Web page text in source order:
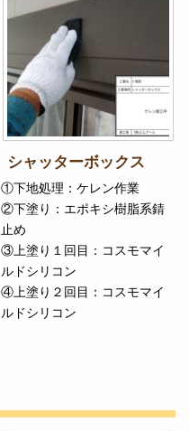
シャッターボックス
①下地処理：ケレン作業
②下塗り：エポキシ樹脂系錆
止め
③上塗り１回目：コスモマイ
ルドシリコン
④上塗り２回目：コスモマイ
ルドシリコン